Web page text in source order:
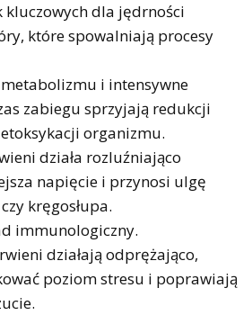
kluczowych dla jędrności
które spowalniają procesy
i intensywne
zabiegu sprzyjają redukcji
organizmu.
działa rozluźniająco
napięcie i przynosi ulgę
kręgosłupa.
immunologiczny.
działają odprężająco,
poziom stresu i poprawiają